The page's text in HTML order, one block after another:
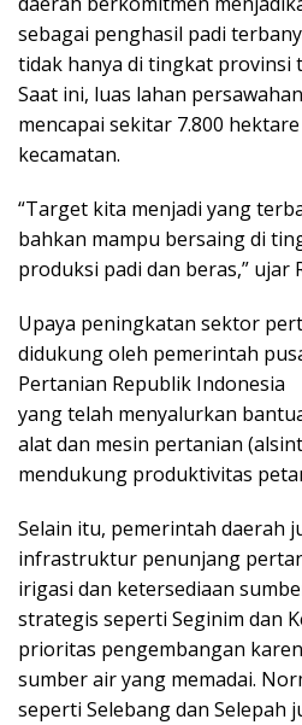
sebagai penghasil padi
tidak hanya di tingkat provinsi
Saat ini, luas lahan
mencapai sekitar 7.800
kecamatan.
“Target kita menjadi yang
bahkan mampu bersaing di
produksi padi dan beras,” ujar
Upaya peningkatan sektor
didukung oleh pemerintah
Pertanian Republik Indonesia
yang telah menyalurkan
alat dan mesin pertanian
mendukung produktivitas
Selain itu, pemerintah daerah
infrastruktur penunjang
irigasi dan ketersediaan
strategis seperti Seginim dan
prioritas pengembangan
sumber air yang memadai.
seperti Selebang dan Selepah